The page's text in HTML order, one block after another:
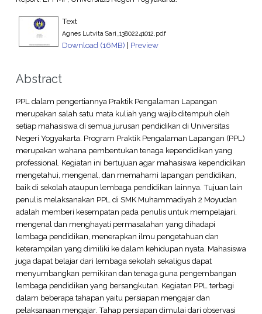
Text
Agnes Lutvita Sari_13802241012.pdf
Download (16MB) | Preview
Abstract
PPL dalam pengertiannya Praktik Pengalaman Lapangan
merupakan salah satu mata kuliah yang wajib ditempuh oleh
setiap mahasiswa di semua jurusan pendidikan di Universitas
Negeri Yogyakarta. Program Praktik Pengalaman Lapangan (PPL)
merupakan wahana pembentukan tenaga kependidikan yang
professional. Kegiatan ini bertujuan agar mahasiswa kependidikan
mengetahui, mengenal, dan memahami lapangan pendidikan,
baik di sekolah ataupun lembaga pendidikan lainnya. Tujuan lain
penulis melaksanakan PPL di SMK Muhammadiyah 2 Moyudan
adalah memberi kesempatan pada penulis untuk mempelajari,
mengenal dan menghayati permasalahan yang dihadapi
lembaga pendidikan, menerapkan ilmu pengetahuan dan
keterampilan yang dimiliki ke dalam kehidupan nyata. Mahasiswa
juga dapat belajar dari lembaga sekolah sekaligus dapat
menyumbangkan pemikiran dan tenaga guna pengembangan
lembaga pendidikan yang bersangkutan. Kegiatan PPL terbagi
dalam beberapa tahapan yaitu persiapan mengajar dan
pelaksanaan mengajar. Tahap persiapan dimulai dari observasi